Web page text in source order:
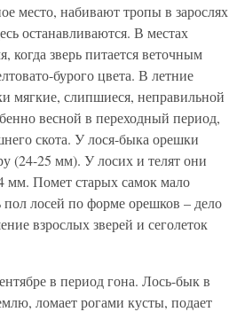
место, набивают тропы в зарослях
останавливаются. В местах
когда зверь питается веточным
бурого цвета. В летние
мягкие, слипшиеся, неправильной
весной в переходный период,
скота. У лося-быка орешки
(24-25 мм). У лосих и телят они
мм. Помет старых самок мало
пол лосей по форме орешков – дело
взрослых зверей и сеголеток
в период гона. Лось-бык в
ломает рогами кусты, подает